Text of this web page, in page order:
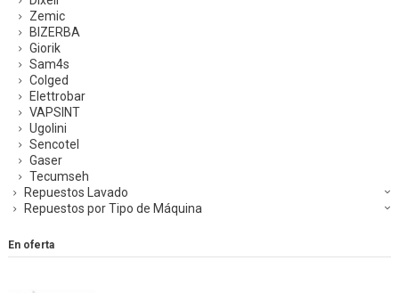
Zemic
BIZERBA
Giorik
Sam4s
Colged
Elettrobar
VAPSINT
Ugolini
Sencotel
Gaser
Tecumseh
Repuestos Lavado
Repuestos por Tipo de Máquina
En oferta